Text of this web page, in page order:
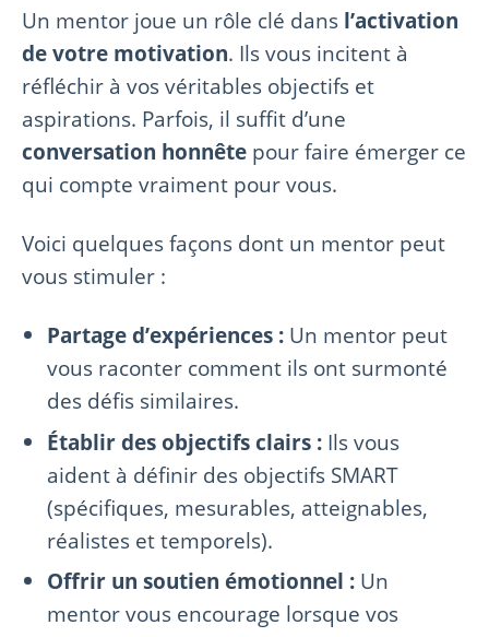
Un mentor joue un rôle clé dans l’activation
de votre motivation. Ils vous incitent à
réfléchir à vos véritables objectifs et
aspirations. Parfois, il suffit d’une
conversation honnête pour faire émerger ce
qui compte vraiment pour vous.
Voici quelques façons dont un mentor peut
vous stimuler :
Partage d’expériences : Un mentor peut
vous raconter comment ils ont surmonté
des défis similaires.
Établir des objectifs clairs : Ils vous
aident à définir des objectifs SMART
(spécifiques, mesurables, atteignables,
réalistes et temporels).
Offrir un soutien émotionnel : Un
mentor vous encourage lorsque vos